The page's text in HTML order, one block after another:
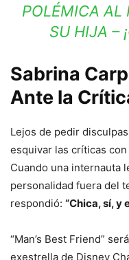
POLÉMICA AL
SU HIJA –
Sabrina
Ante la
Lejos de pedir
esquivar las críticas
Cuando una internauta
personalidad fuera del
respondió: “Chica, sí, y
“Man’s Best Friend”
exestrella de Disney